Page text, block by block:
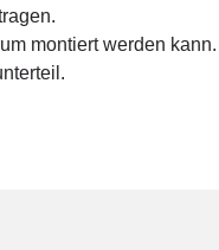
montiert werden kann.